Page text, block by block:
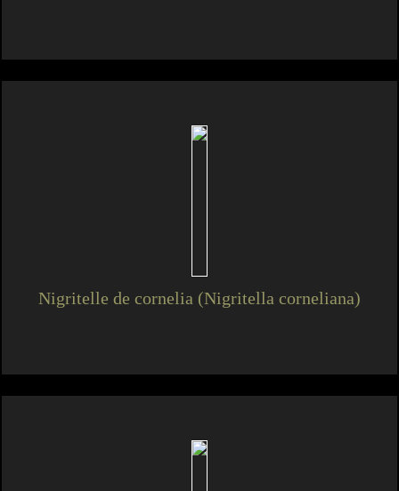
Nigritelle de cornelia (Nigritella corneliana)